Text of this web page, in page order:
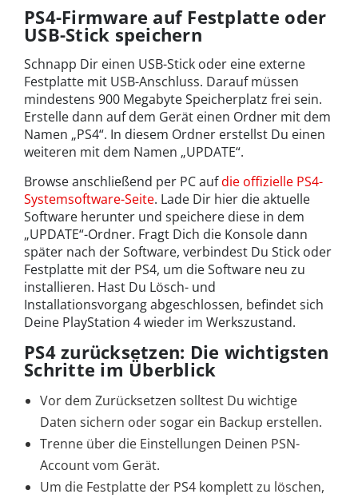
PS4-Firmware auf Festplatte oder
USB-Stick speichern
Schnapp Dir einen USB-Stick oder eine externe
Festplatte mit USB-Anschluss. Darauf müssen
mindestens 900 Megabyte Speicherplatz frei sein.
Erstelle dann auf dem Gerät einen Ordner mit dem
Namen „PS4“. In diesem Ordner erstellst Du einen
weiteren mit dem Namen „UPDATE“.
Browse anschließend per PC aufdie offizielle PS4-
Systemsoftware-Seite. Lade Dir hier die aktuelle
Software herunter und speichere diese in dem
„UPDATE“-Ordner. Fragt Dich die Konsole dann
später nach der Software, verbindest Du Stick oder
Festplatte mit der PS4, um die Software neu zu
installieren. Hast Du Lösch- und
Installationsvorgang abgeschlossen, befindet sich
Deine PlayStation 4 wieder im Werkszustand.
PS4 zurücksetzen: Die wichtigsten
Schritte im Überblick
Vor dem Zurücksetzen solltest Du wichtige
Daten sichern oder sogar ein Backup erstellen.
Trenne über die Einstellungen Deinen PSN-
Account vom Gerät.
Um die Festplatte der PS4 komplett zu löschen,